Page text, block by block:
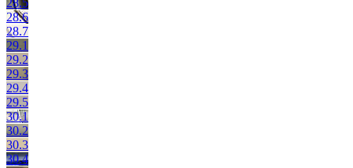
28.6
28.7
29.1
29.2
29.3
29.4
29.5
30.1
30.2
30.3
30.4